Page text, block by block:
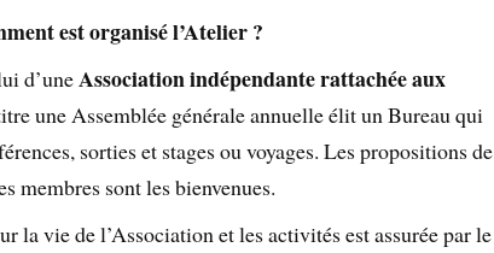
est organisé l’Atelier ?
d’uneAssociation indépendante rattachée aux
une Assemblée générale annuelle élit un Bureau qui
sorties et stages ou voyages. Les propositions de
membres sont les bienvenues.
la vie de l’Association et les activités est assurée par le